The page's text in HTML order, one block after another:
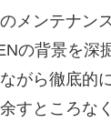
メンテナン
の背景を深
がら徹底的
すところな